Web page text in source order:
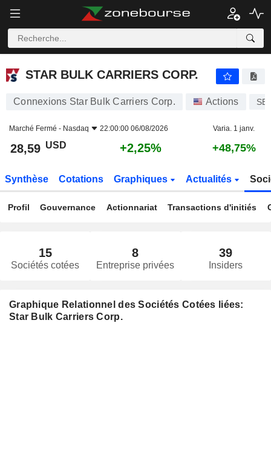
STAR BULK CARRIERS CORP.
STAR BULK CARRIERS CORP.
Connexions Star Bulk Carriers Corp. Actions
Marché Fermé - Nasdaq 22:00:00 06/08/2026 Varia. 1 janv.
28,59 USD +2,25% +48,75%
Synthèse Cotations Graphiques Actualités
Profil Gouvernance Actionnariat Transactions d'initiés
15
Sociétés cotées
8
Entreprise privées
39
Insiders
Graphique Relationnel des Sociétés Cotées liées:
Star Bulk Carriers Corp.